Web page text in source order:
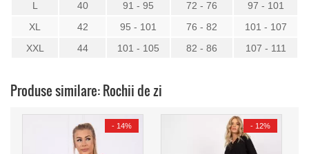
L 40 91 - 95 72 - 76
97 - 101
XL
42 95 - 101 76 - 82
101 - 107
XXL
44 101 - 105 82 - 86 107 - 111
Produse similare: Rochii de zi
- 14% - 12%